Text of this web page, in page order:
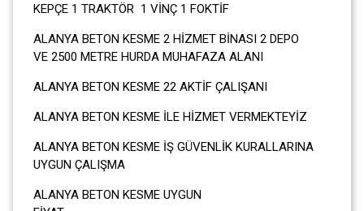
KEPÇE 1 TRAKTÖR 1 VİNÇ 1 FOKTİF
ALANYA BETON KESME 2 HİZMET BİNASI 2 DEPO
VE 2500 METRE HURDA MUHAFAZA ALANI
ALANYA BETON KESME 22 AKTİF ÇALIŞANI
ALANYA BETON KESME İLE HİZMET VERMEKTEYİZ
ALANYA BETON KESME İŞ GÜVENLİK KURALLARINA
UYGUN ÇALIŞMA
ALANYA BETON KESME UYGUN